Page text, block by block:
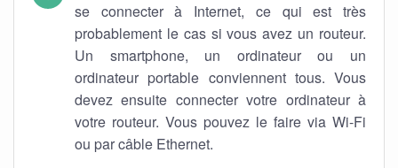
se connecter à Internet, ce qui est très
probablement le cas si vous avez un routeur.
Un smartphone, un ordinateur ou un
ordinateur portable conviennent tous. Vous
devez ensuite connecter votre ordinateur à
votre routeur. Vous pouvez le faire via Wi-Fi
ou par câble Ethernet.